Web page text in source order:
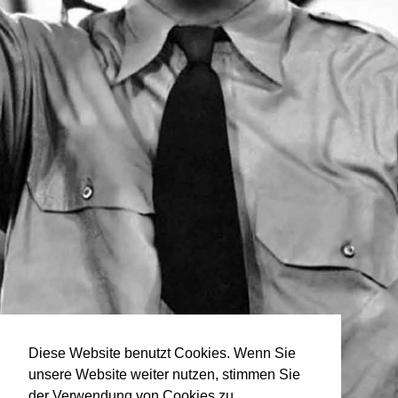
Diese Website benutzt Cookies. Wenn Sie
unsere Website weiter nutzen, stimmen Sie